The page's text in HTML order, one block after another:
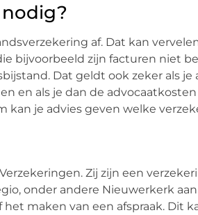
af. Dat kan
bijvoorbeeld zijn facturen niet
Dat geldt ook zeker als je
en als je dan de
kan je advies geven welke
Zij zijn een
onder andere Nieuwerkerk aan
maken van een afspraak. Dit